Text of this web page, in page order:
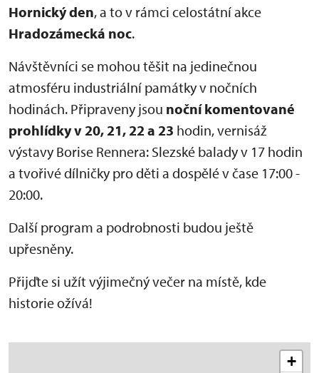
Hornický den, a to v rámci celostátní akce
Hradozámecká noc.
Návštěvníci se mohou těšit na jedinečnou
atmosféru industriální památky v nočních
hodinách. Připraveny jsou noční komentované
prohlídky v 20, 21, 22 a 23 hodin, vernisáž
výstavy Borise Rennera: Slezské balady v 17 hodin
a tvořivé dílničky pro děti a dospělé v čase 17:00 -
20:00.
Další program a podrobnosti budou ještě
upřesněny.
Přijďte si užít výjimečný večer na místě, kde
historie ožívá!
+